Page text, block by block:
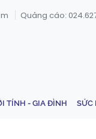
Quảng cáo:
TÍNH - GIA ĐÌNH SỨC